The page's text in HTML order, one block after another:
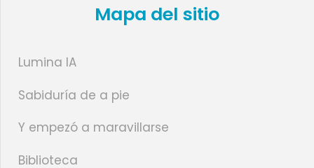
Mapa del sitio
Lumina IA
Sabiduría de a pie
Y empezó a maravillarse
Biblioteca